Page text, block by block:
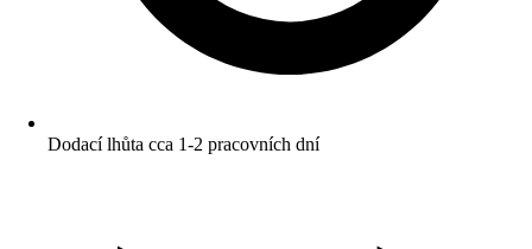
Dodací lhůta cca 1-2 pracovních dní